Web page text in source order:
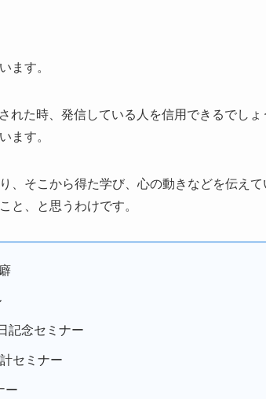
ます。
れた時、発信している人を信用できるでしょ
ます。
、そこから得た学び、心の動きなどを伝えて
と、と思うわけです。
記念セミナー
セミナー
ー